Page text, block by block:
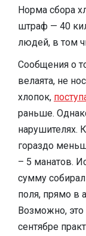
Норма сбора
штраф — 40
людей, в том
Сообщения о
велаята, не
хлопок,
раньше.
нарушителях.
гораздо
– 5 манатов.
сумму
поля, прямо в
Возможно, это
сентябре